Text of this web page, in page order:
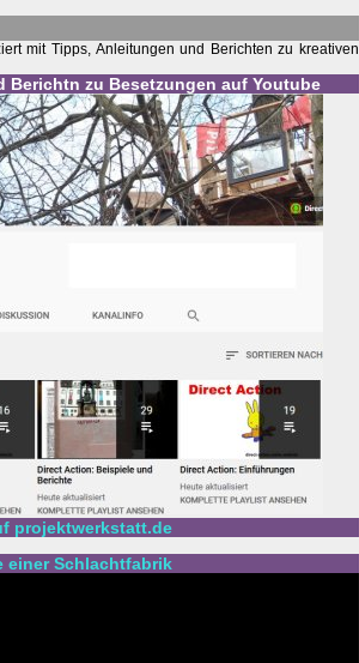
mit Tipps, Anleitungen und Berichten zu kreativen
zu Besetzungen auf Youtube
projektwerkstatt.de
einer Schlachtfabrik